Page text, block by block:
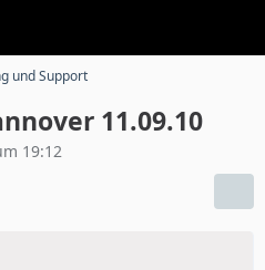
und Support
11.09.10
19:12